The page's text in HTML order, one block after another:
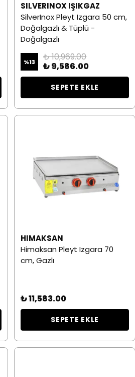
SILVERINOX IŞIKGAZ
SilverInox Pleyt Izgara 50 cm,
Doğalgazlı & Tüplü -
Doğalgazlı
%13
₺ 10,969.00
₺ 9,586.00
SEPETE EKLE
HIMAKSAN
Himaksan Pleyt Izgara 70
cm, Gazlı
₺ 11,583.00
SEPETE EKLE